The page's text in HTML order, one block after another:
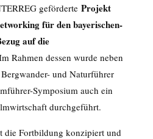
geförderte Projekt
für den bayerischen-
auf die
Rahmen dessen wurde neben
und Naturführer
Symposium auch ein
durchgeführt.
die Fortbildung konzipiert und